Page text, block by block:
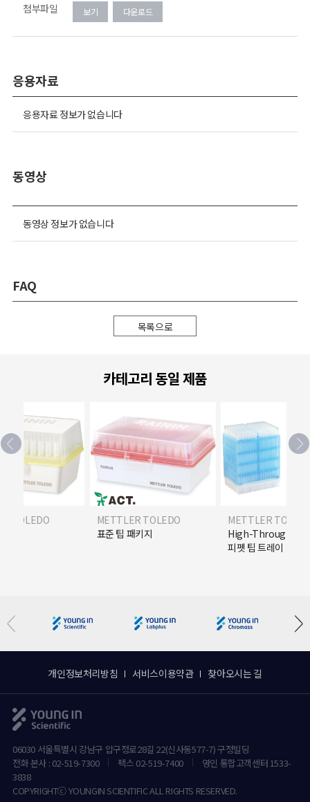
첨부파일
보기 다운로드
응용자료
응용자료 정보가 없습니다
동영상
동영상 정보가 없습니다
FAQ
목록으로
카테고리 동일 제품
TOLEDO
METTLER TOLEDO
표준 팁 패키지
METTLER
High-Throughput
피펫 팁 트레이
개인정보처리방침 서비스이용약관 찾아오시는 길
06030 서울특별시 강남구 압구정로28길 22(신사동577-7) 구정빌딩
전화 본사 : 02-519-7300
팩스 02-519-7400
영인 통합고객센터 1533-
3838
COPYRIGHTⓒ YOUNGIN SCIENTIFIC ALL RIGHTS RESERVED.